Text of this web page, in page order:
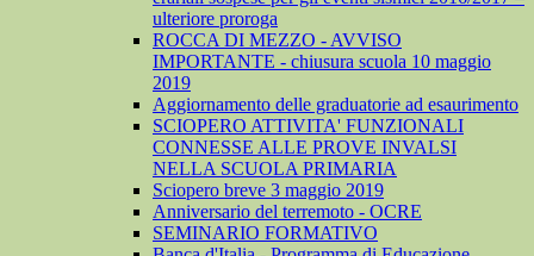
ulteriore proroga
ROCCA DI MEZZO - AVVISO
IMPORTANTE - chiusura scuola 10 maggio
2019
Aggiornamento delle graduatorie ad esaurimento
SCIOPERO ATTIVITA' FUNZIONALI
CONNESSE ALLE PROVE INVALSI
NELLA SCUOLA PRIMARIA
Sciopero breve 3 maggio 2019
Anniversario del terremoto - OCRE
SEMINARIO FORMATIVO